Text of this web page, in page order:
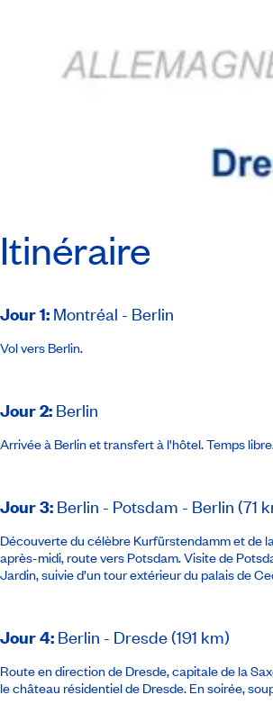
Itinéraire
Jour 1: Montréal - Berlin
Vol vers Berlin.
Jour 2: Berlin
Arrivée à Berlin et transfert à l'hôtel. Temps
Jour 3: Berlin - Potsdam - Berlin (71
Découverte du célèbre Kurfürstendamm et de
après-midi, route vers Potsdam. Visite de
Jardin, suivie d’un tour extérieur du palais de
Jour 4: Berlin - Dresde (191 km)
Route en direction de Dresde, capitale de la
le château résidentiel de Dresde. En soirée,